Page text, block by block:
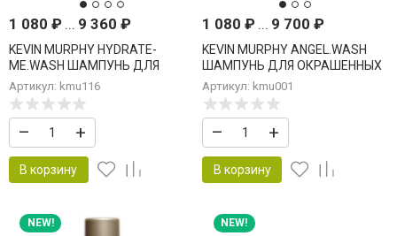
1 080 ₽ ... 9 360 ₽
KEVIN MURPHY HYDRATE-
ME.WASH ШАМПУНЬ ДЛЯ
ИНТЕНСИВНОГО УВЛАЖНЕНИЯ
Артикул: kmu116
– +
В корзину
1 080₽ ... 9 700₽
KEVIN MURPHY ANGEL.WASH
ШАМПУНЬ ДЛЯ ОКРАШЕННЫХ
ВОЛОС
Артикул: kmu001
– +
В корзину
NEW! NEW!